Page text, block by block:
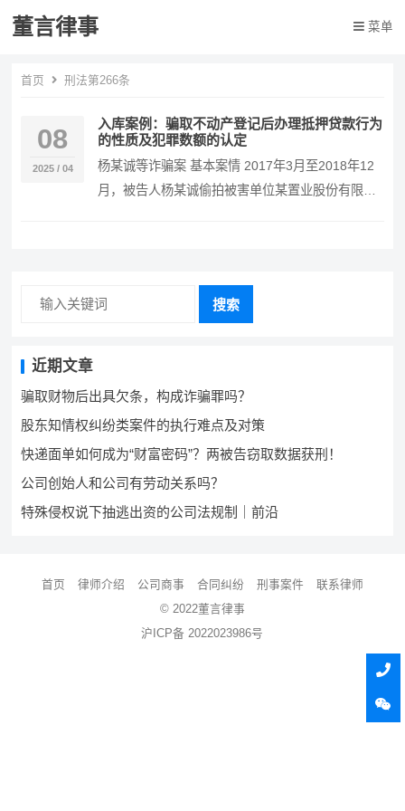
董言律事 菜单
首页 刑法第266条
08
2025 / 04
入库案例：骗取不动产登记后办理抵押贷款行为
的性质及犯罪数额的认定
杨某诚等诈骗案 基本案情 2017年3月至2018年12
月，被告人杨某诚偷拍被害单位某置业股份有限公
搜索
近期文章
骗取财物后出具欠条，构成诈骗罪吗？
股东知情权纠纷类案件的执行难点及对策
快递面单如何成为“财富密码”？两被告窃取数据获刑！
公司创始人和公司有劳动关系吗？
特殊侵权说下抽逃出资的公司法规制｜前沿
首页 律师介绍 公司商事 合同纠纷 刑事案件
联系律师
© 2022董言律事
沪ICP备 2022023986号